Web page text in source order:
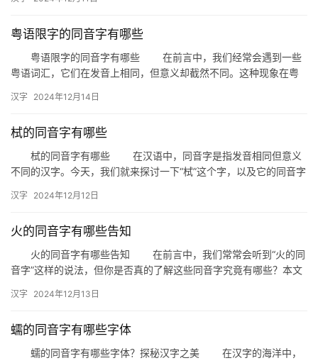
择…
粤语限字的同音字有哪些
粤语限字的同音字有哪些 在前言中，我们经常会遇到一些
粤语词汇，它们在发音上相同，但意义却截然不同。这种现象在粤
字…
汉字 2024年12月14日
栻的同音字有哪些
栻的同音字有哪些 在汉语中，同音字是指发音相同但意义
不同的汉字。今天，我们就来探讨一下“栻”这个字，以及它的同音字
汉字 2024年12月12日
火的同音字有哪些告知
火的同音字有哪些告知 在前言中，我们常常会听到“火的同
音字”这样的说法，但你是否真的了解这些同音字究竟有哪些？本文
汉字 2024年12月13日
蠕的同音字有哪些字体
蠕的同音字有哪些字体？探秘汉字之美 在汉字的海洋中，